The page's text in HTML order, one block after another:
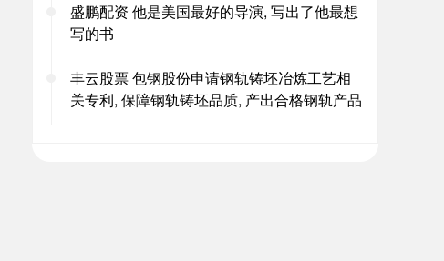
盛鹏配资 他是美国最好的导演, 写出了他最想
写的书
丰云股票 包钢股份申请钢轨铸坯冶炼工艺相
关专利, 保障钢轨铸坯品质, 产出合格钢轨产品